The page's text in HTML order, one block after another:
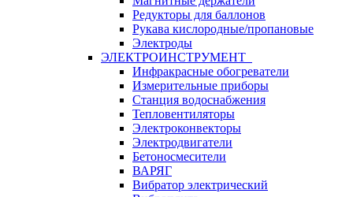
Редукторы для баллонов
Рукава кислородные/пропановые
Электроды
ЭЛЕКТРОИНСТРУМЕНТ
Инфракрасные обогреватели
Измерительные приборы
Станция водоснабжения
Тепловентиляторы
Электроконвекторы
Электродвигатели
Бетоносмесители
ВАРЯГ
Вибратор электрический